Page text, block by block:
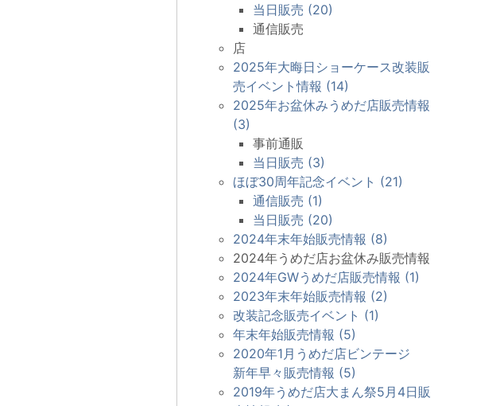
当日販売 (20)
通信販売
店
2025年大晦日ショーケース改装販
売イベント情報 (14)
2025年お盆休みうめだ店販売情報
(3)
事前通販
当日販売 (3)
ほぼ30周年記念イベント (21)
通信販売 (1)
当日販売 (20)
2024年末年始販売情報 (8)
2024年うめだ店お盆休み販売情報
2024年GWうめだ店販売情報 (1)
2023年末年始販売情報 (2)
改装記念販売イベント (1)
年末年始販売情報 (5)
2020年1月うめだ店ビンテージ
新年早々販売情報 (5)
2019年うめだ店大まん祭5月4日販